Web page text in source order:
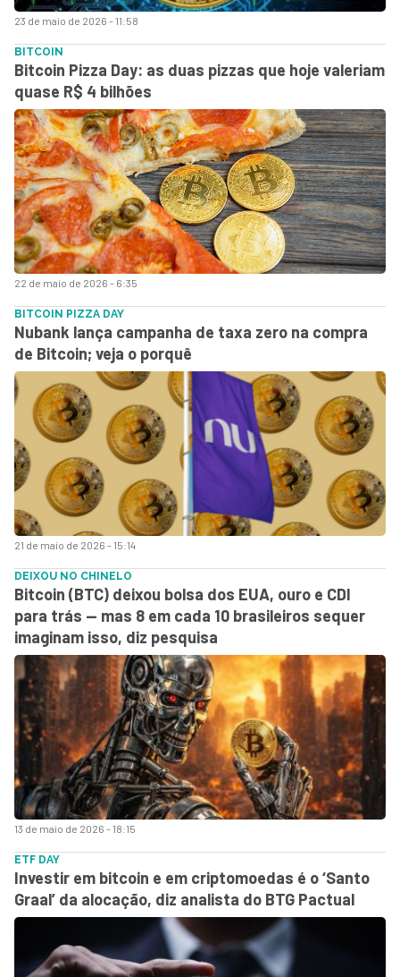
23 de maio de 2026 - 11:58
22 de maio de 2026 - 6:35
BITCOIN
Bitcoin Pizza Day: as duas pizzas que hoje valeriam
quase R$ 4 bilhões
21 de maio de 2026 - 15:14
BITCOIN PIZZA DAY
Nubank lança campanha de taxa zero na compra
de Bitcoin; veja o porquê
13 de maio de 2026 - 18:15
DEIXOU NO CHINELO
Bitcoin (BTC) deixou bolsa dos EUA, ouro e CDI
para trás — mas 8 em cada 10 brasileiros sequer
imaginam isso, diz pesquisa
ETF DAY
Investir em bitcoin e em criptomoedas é o ‘Santo
Graal’ da alocação, diz analista do BTG Pactual